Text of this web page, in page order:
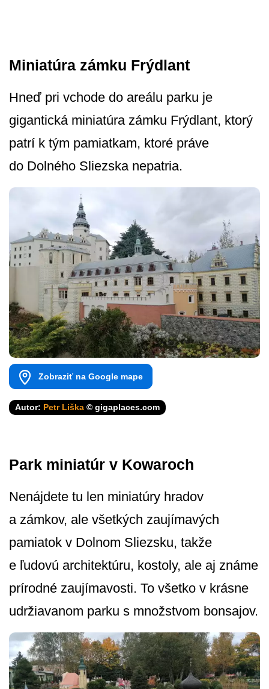
Miniatúra zámku Frýdlant
Hneď pri vchode do areálu parku je
gigantická miniatúra zámku Frýdlant, ktorý
patrí k tým pamiatkam, ktoré práve
do Dolného Sliezska nepatria.
Zobraziť na Google mape
Autor: Petr Liška © gigaplaces.com
Park miniatúr v Kowaroch
Nenájdete tu len miniatúry hradov
a zámkov, ale všetkých zaujímavých
pamiatok v Dolnom Sliezsku, takže
e ľudovú architektúru, kostoly, ale aj známe
prírodné zaujímavosti. To všetko v krásne
udržiavanom parku s množstvom bonsajov.